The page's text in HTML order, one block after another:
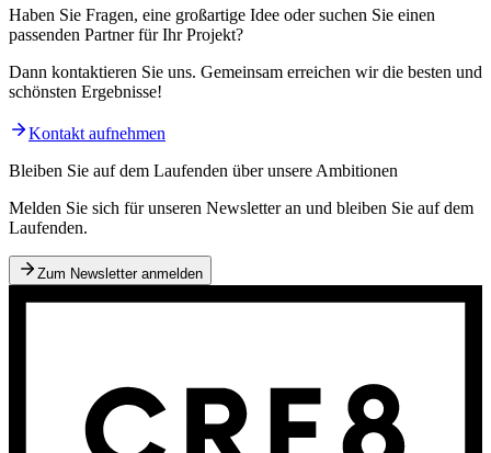
Haben Sie Fragen, eine großartige Idee oder suchen Sie einen
passenden Partner für Ihr Projekt?
Dann kontaktieren Sie uns. Gemeinsam erreichen wir die besten und
schönsten Ergebnisse!
Kontakt aufnehmen
Bleiben Sie auf dem Laufenden über unsere Ambitionen
Melden Sie sich für unseren Newsletter an und bleiben Sie auf dem
Laufenden.
Zum Newsletter anmelden